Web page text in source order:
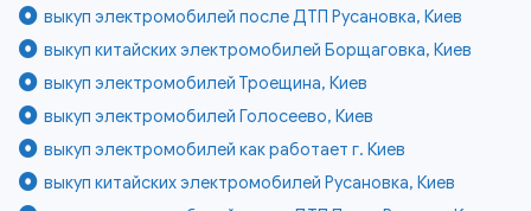
выкуп электромобилей после ДТП Русановка, Киев
выкуп китайских электромобилей Борщаговка, Киев
выкуп электромобилей Троещина, Киев
выкуп электромобилей Голосеево, Киев
выкуп электромобилей как работает г. Киев
выкуп китайских электромобилей Русановка, Киев